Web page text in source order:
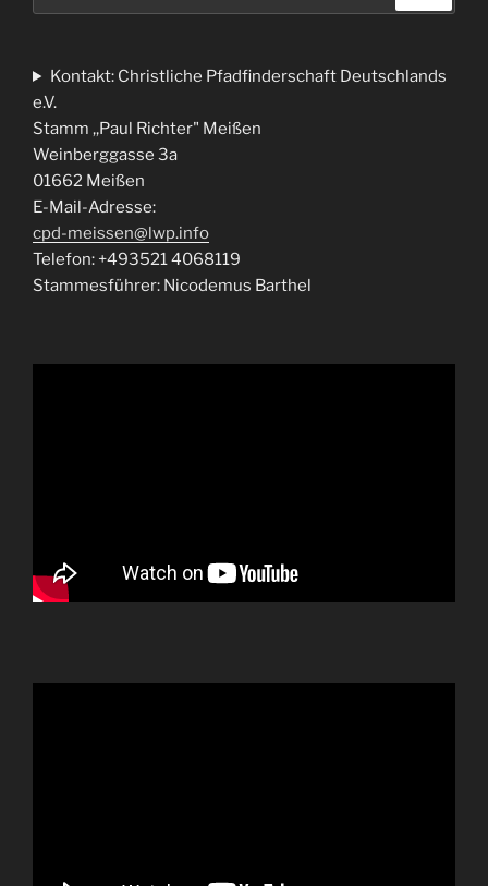
Kontakt: Christliche Pfadfinderschaft Deutschlands
e.V.
Stamm ,,Paul Richter" Meißen
Weinberggasse 3a
01662 Meißen
E-Mail-Adresse:
cpd-meissen@lwp.info
Telefon: +493521 4068119
Stammesführer: Nicodemus Barthel